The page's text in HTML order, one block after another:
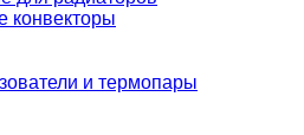
конвекторы
и термопары